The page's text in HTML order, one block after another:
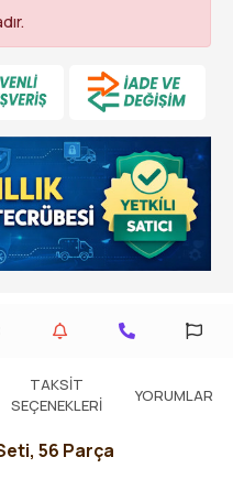
TAKSIT
SEÇENEKLERI
YORUMLAR
56 Parça